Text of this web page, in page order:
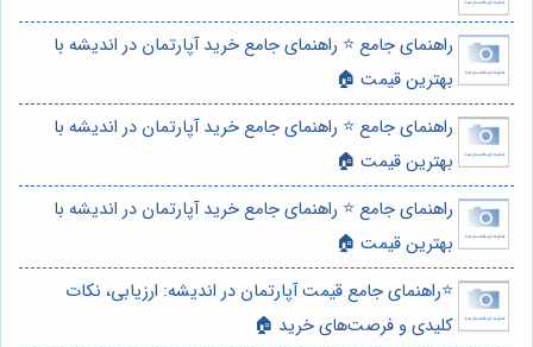
راهنمای جامع ⭐️ راهنمای جامع خرید آپارتمان در اندیشه با
بهترین قیمت 🏠
راهنمای جامع ⭐️ راهنمای جامع خرید آپارتمان در اندیشه با
بهترین قیمت 🏠
راهنمای جامع ⭐️ راهنمای جامع خرید آپارتمان در اندیشه با
بهترین قیمت 🏠
⭐️راهنمای جامع قیمت آپارتمان در اندیشه: ارزیابی، نکات
کلیدی و فرصت‌های خرید 🏠